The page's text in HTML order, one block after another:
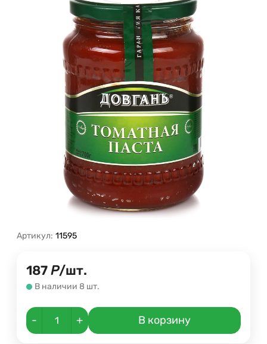
Артикул: 11595
187 Р/шт.
В наличии 8 шт.
- + В корзину